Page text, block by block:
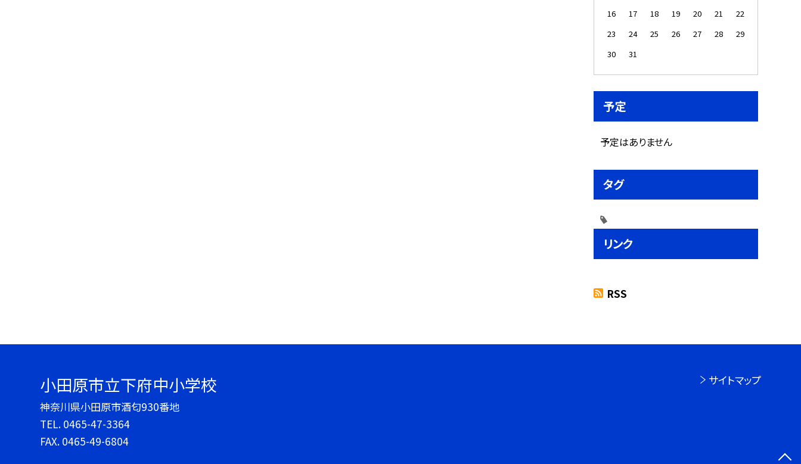
16
17 18 19 20 21
22
23
24 25 26 27 28
29
30
31
予定
予定はありません
タグ
リンク
RSS
小田原市立下府中小学校
神奈川県小田原市酒匂930番地
TEL. 0465-47-3364
FAX. 0465-49-6804
サイトマップ